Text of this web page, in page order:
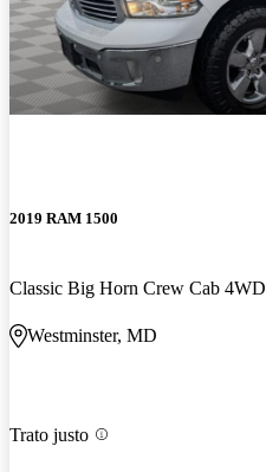
2019 RAM 1500
Classic Big Horn Crew Cab 4WD
Westminster, MD
Trato justo